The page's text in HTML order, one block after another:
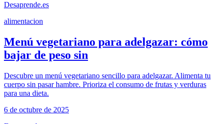
Desaprende.es
alimentacion
Menú vegetariano para adelgazar: cómo
bajar de peso sin
Descubre un menú vegetariano sencillo para adelgazar. Alimenta tu
cuerpo sin pasar hambre. Prioriza el consumo de frutas y verduras
para una dieta.
6 de octubre de 2025